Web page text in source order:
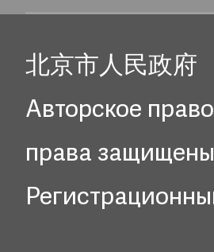
北京市人民政府
Авторское
права